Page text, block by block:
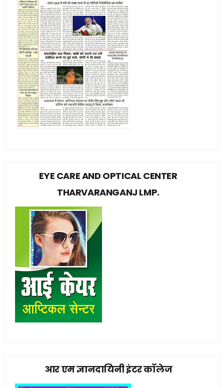
EYE CARE AND OPTICAL CENTER
THARVARANGANJ LMP.
आर एम ज्ञानदायिनी इंटर कॉलेज